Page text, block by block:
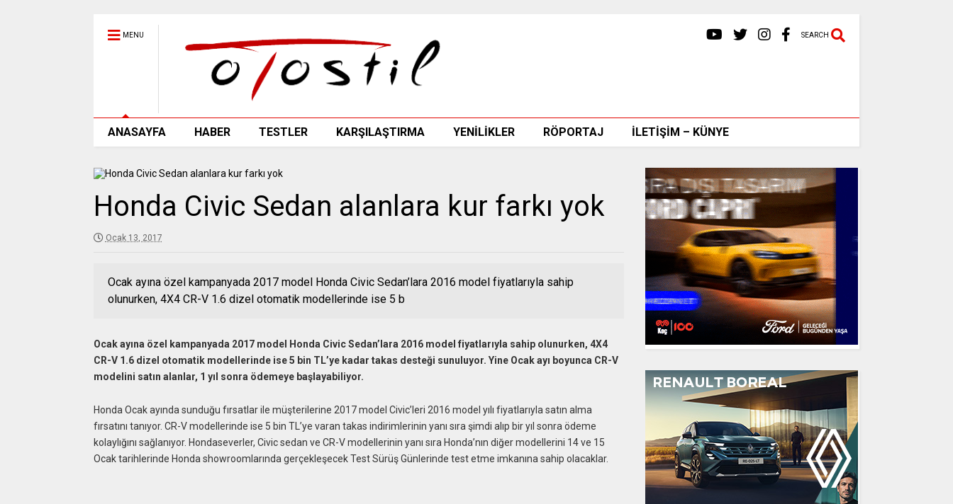
MENU SEARCH
ANASAYFA HABER TESTLER KARŞILAŞTIRMA YENİLİKLER RÖPORTAJ İLETİŞİM – KÜNYE
Honda Civic Sedan alanlara kur farkı yok
Ocak 13, 2017
Ocak ayına özel kampanyada 2017 model Honda Civic Sedan’lara 2016 model fiyatlarıyla sahip
olunurken, 4X4 CR-V 1.6 dizel otomatik modellerinde ise 5 b
Ocak ayına özel kampanyada 2017 model Honda Civic Sedan’lara 2016 model fiyatlarıyla sahip olunurken, 4X4
CR-V 1.6 dizel otomatik modellerinde ise 5 bin TL’ye kadar takas desteği sunuluyor. Yine Ocak ayı boyunca CR-V
modelini satın alanlar, 1 yıl sonra ödemeye başlayabiliyor.
Honda Ocak ayında sunduğu fırsatlar ile müşterilerine 2017 model Civic’leri 2016 model yılı fiyatlarıyla satın alma
fırsatını tanıyor. CR-V modellerinde ise 5 bin TL’ye varan takas indirimlerinin yanı sıra şimdi alıp bir yıl sonra ödeme
kolaylığını sağlanıyor. Hondaseverler, Civic sedan ve CR-V modellerinin yanı sıra Honda’nın diğer modellerini 14 ve 15
Ocak tarihlerinde Honda showroomlarında gerçekleşecek Test Sürüş Günlerinde test etme imkanına sahip olacaklar.